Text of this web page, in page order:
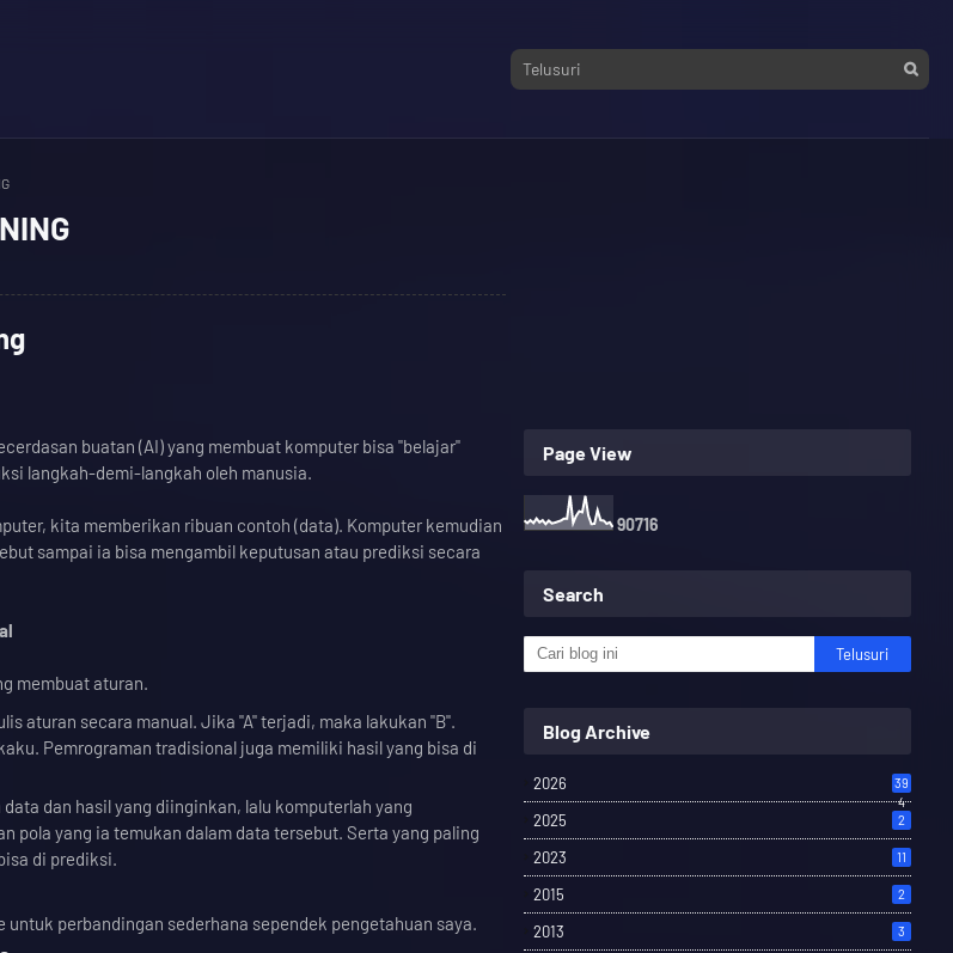
buatan (AI) yang membuat komputer bisa "belajar"
langkah-demi-langkah oleh manusia.
kita memberikan ribuan contoh (data). Komputer kemudian
sampai ia bisa mengambil keputusan atau prediksi secara
membuat aturan.
aturan secara manual. Jika "A" terjadi, maka lakukan "B".
Pemrograman tradisional juga memiliki hasil yang bisa di
dan hasil yang diinginkan, lalu komputerlah yang
pola yang ia temukan dalam data tersebut. Serta yang paling
di prediksi.
perbandingan sederhana sependek pengetahuan saya.
Page View
90716
Search
Blog Archive
2026
39
4
2025 2
2023 11
2015 2
2013 3